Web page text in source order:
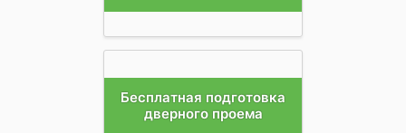
Бесплатная подготовка
дверного проема